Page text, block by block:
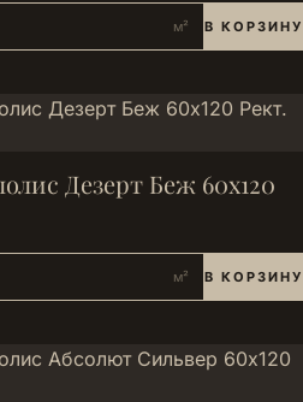
м² В КОРЗИНУ
Дезерт Беж 60х120
м² В КОРЗИНУ